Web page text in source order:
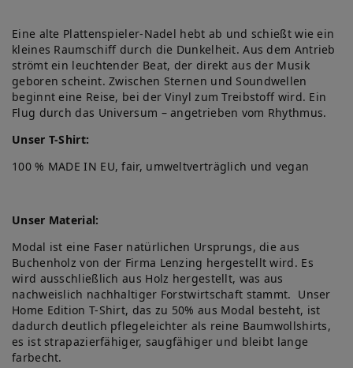
Eine alte Plattenspieler-Nadel hebt ab und schießt wie ein
kleines Raumschiff durch die Dunkelheit. Aus dem Antrieb
strömt ein leuchtender Beat, der direkt aus der Musik
geboren scheint. Zwischen Sternen und Soundwellen
beginnt eine Reise, bei der Vinyl zum Treibstoff wird. Ein
Flug durch das Universum – angetrieben vom Rhythmus.
Unser T-Shirt:
100 % MADE IN EU, fair, umweltverträglich und vegan
Unser Material:
Modal ist eine Faser natürlichen Ursprungs, die aus
Buchenholz von der Firma Lenzing hergestellt wird. Es
wird ausschließlich aus Holz hergestellt, was aus
nachweislich nachhaltiger Forstwirtschaft stammt. Unser
Home Edition T-Shirt, das zu 50% aus Modal besteht, ist
dadurch deutlich pflegeleichter als reine Baumwollshirts,
es ist strapazierfähiger, saugfähiger und bleibt lange
farbecht.